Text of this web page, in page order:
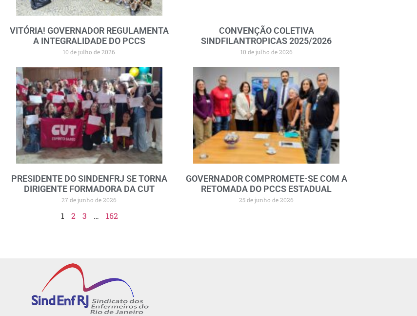
VITÓRIA! GOVERNADOR REGULAMENTA
A INTEGRALIDADE DO PCCS
10 de julho de 2026
CONVENÇÃO COLETIVA
SINDFILANTROPICAS 2025/2026
10 de julho de 2026
PRESIDENTE DO SINDENFRJ SE TORNA
DIRIGENTE FORMADORA DA CUT
27 de junho de 2026
GOVERNADOR COMPROMETE-SE COM A
RETOMADA DO PCCS ESTADUAL
25 de junho de 2026
1 2 3 … 162